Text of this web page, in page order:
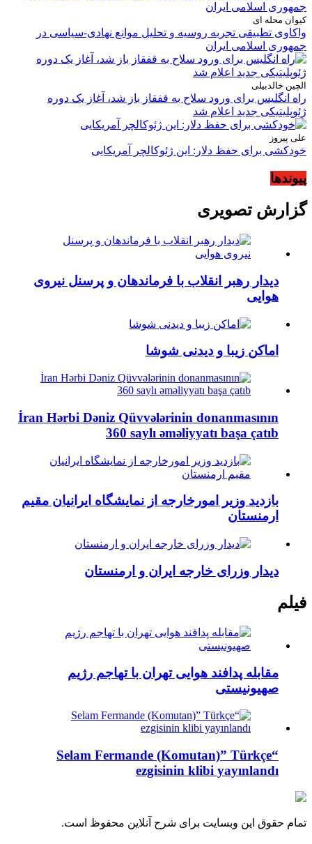
کیوان محله ای
واکاوی تطبیقی تجربه روسیه و تحلیل موانع نهادی-سیاسی در
جمهوری اسلامی ایران
الچین خالدبیلی
راه انگلیس برای ورود سلاح به قفقاز باز شد، آغاز یک دوره
ژئوپلیتیکی جدید اعلام شد
علی پیروز
خودکشی برای حفظ دلار: این ژئوکالچر آمریکایی
پیوندها
گزارش تصویری
دیدار رهبر انقلاب با فرماندهان و پرسنل نیروی
هوایی
اماکن زیبا و دیدنی شوشا
İran Hərbi Dəniz Qüvvələrinin donanmasının
360 saylı əməliyyatı başa çatıb
بازدید وزیر امورخارجه از نمایشگاه ایرانیان مقیم
ارمنستان
دیدار وزرای خارجه ایران و ارمنستان
فیلم
مقابله پدافند هوایی تهران با تهاجم رژیم
صهیونیستی
“Selam Fermande (Komutan)” Türkçe
ezgisinin klibi yayınlandı
تمام حقوق این وبسایت برای شرح آنلاین محفوظ است.